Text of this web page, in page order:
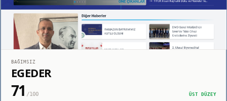
BAĞIMSIZ
EGEDER
71 /100 ÜST DÜZEY